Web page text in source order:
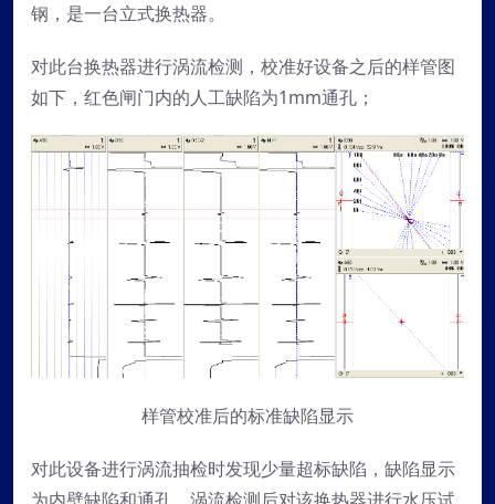
钢，是一台立式换热器。
对此台换热器进行涡流检测，校准好设备之后的样管图
如下，红色闸门内的人工缺陷为1mm通孔；
样管校准后的标准缺陷显示
对此设备进行涡流抽检时发现少量超标缺陷，缺陷显示
为内壁缺陷和通孔，涡流检测后对该换热器进行水压试